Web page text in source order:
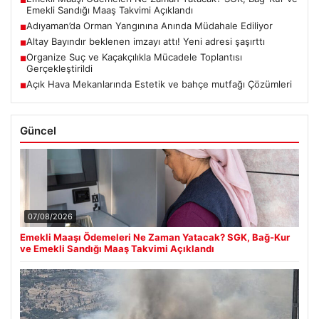
Emekli Sandığı Maaş Takvimi Açıklandı
■Adıyaman’da Orman Yangınına Anında Müdahale Ediliyor
■Altay Bayındır beklenen imzayı attı! Yeni adresi şaşırttı
■Organize Suç ve Kaçakçılıkla Mücadele Toplantısı
Gerçekleştirildi
■Açık Hava Mekanlarında Estetik ve bahçe mutfağı Çözümleri
Güncel
07/08/2026
Emekli Maaşı Ödemeleri Ne Zaman Yatacak? SGK, Bağ-Kur
ve Emekli Sandığı Maaş Takvimi Açıklandı